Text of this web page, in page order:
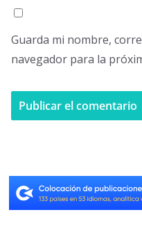
Guarda mi nombre,
navegador para la